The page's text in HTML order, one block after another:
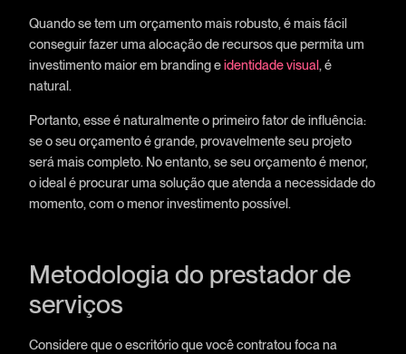
Quando se tem um orçamento mais robusto, é mais fácil
conseguir fazer uma alocação de recursos que permita um
investimento maior em branding eidentidade visual, é
natural.
Portanto, esse é naturalmente o primeiro fator de influência:
se o seu orçamento é grande, provavelmente seu projeto
será mais completo. No entanto, se seu orçamento é menor,
o ideal é procurar uma solução que atenda a necessidade do
momento, com o menor investimento possível.
Metodologia do prestador de
serviços
Considere que o escritório que você contratou foca na